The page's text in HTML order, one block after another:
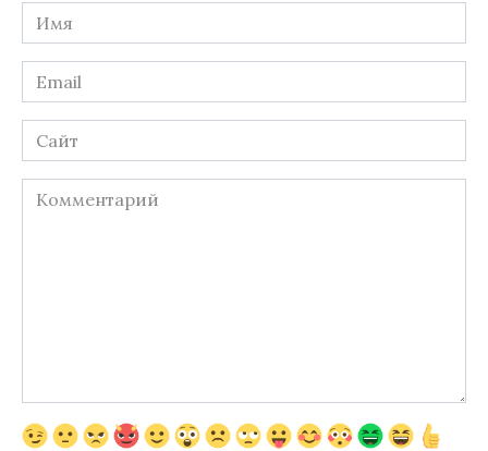
Имя
*
Email
*
Сайт
Комментарий